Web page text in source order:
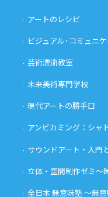
アートのレシピ
ビジュアル･コミュニ
芸術漂流教室
未来美術専門学校
現代アートの勝手口
アンビカミング：シャ
サウンドアート・入門
立体・空間制作ゼミ〜
全日本 無意味塾 〜無